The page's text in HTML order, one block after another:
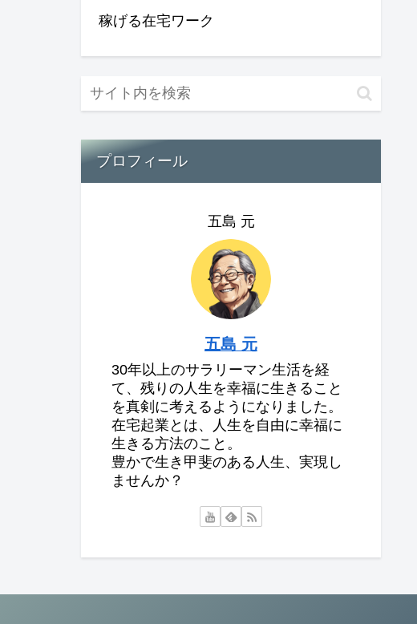
稼げる在宅ワーク
プロフィール
五島 元
五島 元
30年以上のサラリーマン生活を経
て、残りの人生を幸福に生きること
を真剣に考えるようになりました。
在宅起業とは、人生を自由に幸福に
生きる方法のこと。
豊かで生き甲斐のある人生、実現し
ませんか？